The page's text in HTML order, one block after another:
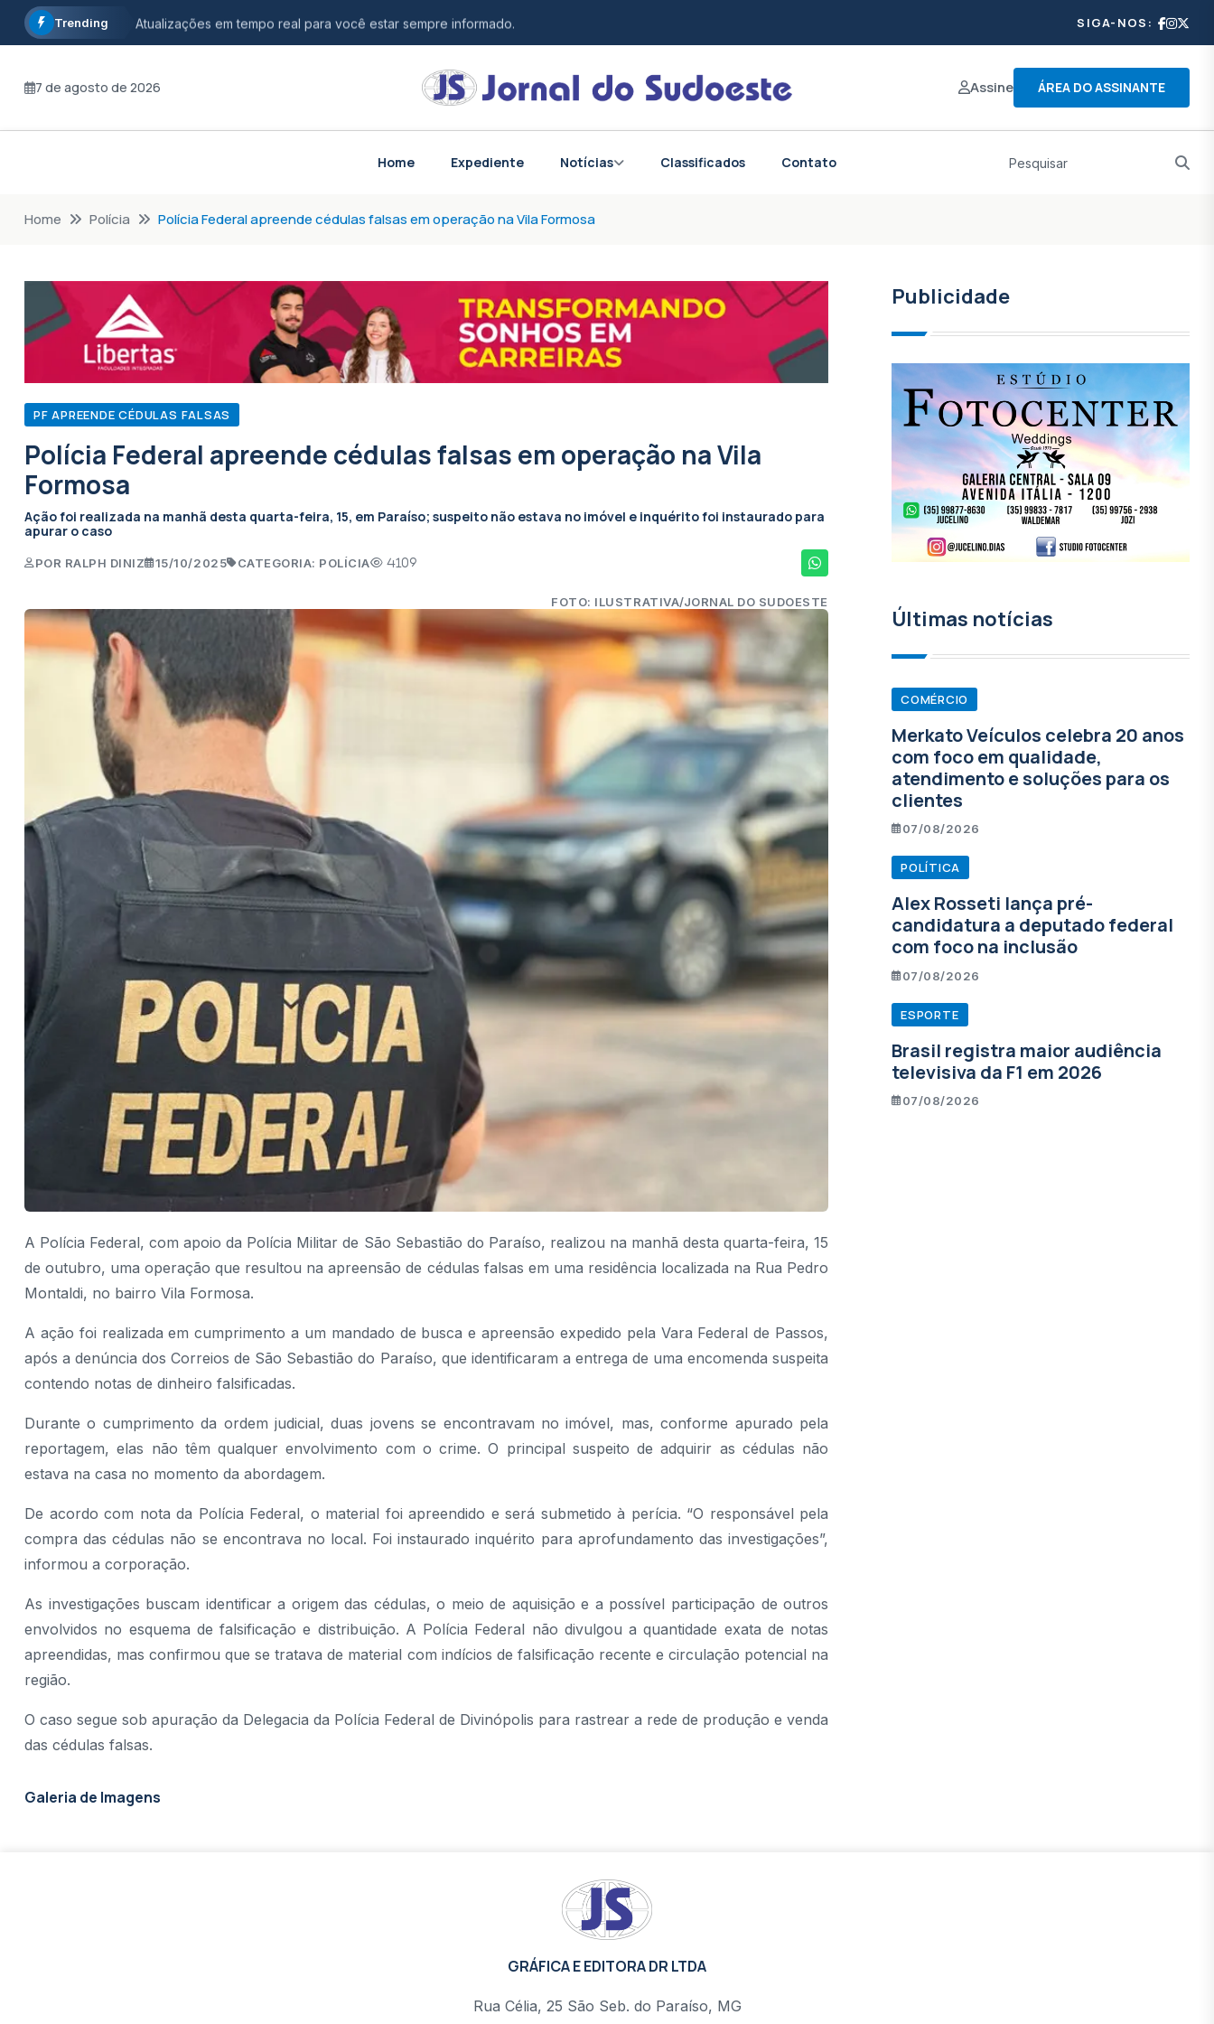
Trending Atualizações em tempo real para você estar sempre informado.
Fique por dentro dos principais acontecimentos do Brasil e do mundo.
SIGA-NOS:
7 de agosto de 2026 Assine ÁREA DO ASSINANTE
Home Expediente Notícias Classificados Contato
Home Polícia Polícia Federal apreende cédulas falsas em operação na Vila Formosa
PF APREENDE CÉDULAS FALSAS
Polícia Federal apreende cédulas falsas em operação na Vila
Formosa
Ação foi realizada na manhã desta quarta-feira, 15, em Paraíso; suspeito não estava no imóvel e inquérito foi instaurado para
apurar o caso
POR RALPH DINIZ 15/10/2025 CATEGORIA: POLÍCIA 4109
FOTO: ILUSTRATIVA/JORNAL DO SUDOESTE
A Polícia Federal, com apoio da Polícia Militar de São Sebastião do Paraíso, realizou na manhã desta quarta-feira, 15
de outubro, uma operação que resultou na apreensão de cédulas falsas em uma residência localizada na Rua Pedro
Montaldi, no bairro Vila Formosa.
A ação foi realizada em cumprimento a um mandado de busca e apreensão expedido pela Vara Federal de Passos,
após a denúncia dos Correios de São Sebastião do Paraíso, que identificaram a entrega de uma encomenda suspeita
contendo notas de dinheiro falsificadas.
Durante o cumprimento da ordem judicial, duas jovens se encontravam no imóvel, mas, conforme apurado pela
reportagem, elas não têm qualquer envolvimento com o crime. O principal suspeito de adquirir as cédulas não
estava na casa no momento da abordagem.
De acordo com nota da Polícia Federal, o material foi apreendido e será submetido à perícia. “O responsável pela
compra das cédulas não se encontrava no local. Foi instaurado inquérito para aprofundamento das investigações”,
informou a corporação.
As investigações buscam identificar a origem das cédulas, o meio de aquisição e a possível participação de outros
envolvidos no esquema de falsificação e distribuição. A Polícia Federal não divulgou a quantidade exata de notas
apreendidas, mas confirmou que se tratava de material com indícios de falsificação recente e circulação potencial na
região.
O caso segue sob apuração da Delegacia da Polícia Federal de Divinópolis para rastrear a rede de produção e venda
das cédulas falsas.
Galeria de Imagens
Publicidade
Últimas notícias
COMÉRCIO
Merkato Veículos celebra 20 anos
com foco em qualidade,
atendimento e soluções para os
clientes
07/08/2026
POLÍTICA
Alex Rosseti lança pré-
candidatura a deputado federal
com foco na inclusão
07/08/2026
ESPORTE
Brasil registra maior audiência
televisiva da F1 em 2026
07/08/2026
GRÁFICA E EDITORA DR LTDA
Rua Célia, 25 São Seb. do Paraíso, MG